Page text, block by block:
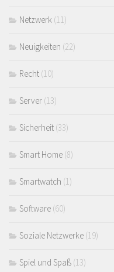
Netzwerk (11)
Neuigkeiten (22)
Recht (10)
Server (13)
Sicherheit (33)
Smart Home (8)
Smartwatch (1)
Software (60)
Soziale Netzwerke (19)
Spiel und Spaß (13)